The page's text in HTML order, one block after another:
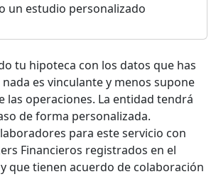
un estudio personalizado
tu hipoteca con los datos que has
es vinculante y menos supone
las operaciones. La entidad tendrá
de forma personalizada.
para este servicio con
Financieros registrados en el
que tienen acuerdo de colaboración